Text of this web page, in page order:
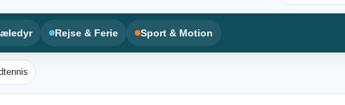
Rejse & Ferie Sport & Motion